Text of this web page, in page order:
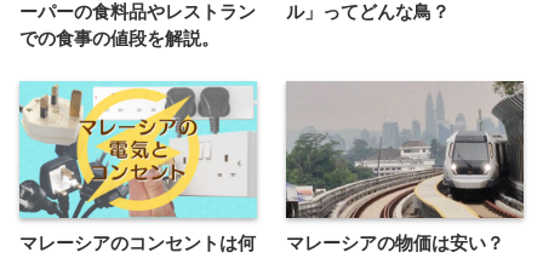
ーパーの食料品やレストラン
での食事の値段を解説。
ル」ってどんな鳥？
マレーシアのコンセントは何
マレーシアの物価は安い？